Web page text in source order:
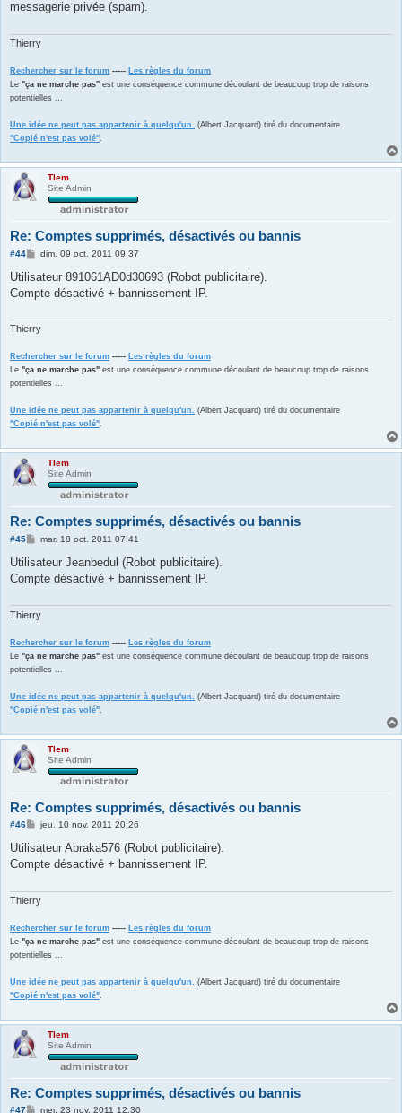
a
messagerie privée (spam).
Thierry
Rechercher sur le forum ----- Les règles du forum
Le "ça ne marche pas" est une conséquence commune découlant de beaucoup trop de raisons
potentielles ...
Une idée ne peut pas appartenir à quelqu'un. (Albert Jacquard) tiré du documentaire
"Copié n'est pas volé".
Tlem
Site Admin
Re: Comptes supprimés, désactivés ou bannis
#44
M
s
a
dim. 09 oct. 2011 09:37
Utilisateur 891061AD0d30693 (Robot publicitaire).
Compte désactivé + bannissement IP.
Thierry
Rechercher sur le forum ----- Les règles du forum
Le "ça ne marche pas" est une conséquence commune découlant de beaucoup trop de raisons
potentielles ...
Une idée ne peut pas appartenir à quelqu'un. (Albert Jacquard) tiré du documentaire
"Copié n'est pas volé".
Tlem
Site Admin
Re: Comptes supprimés, désactivés ou bannis
#45
M
s
a
mar. 18 oct. 2011 07:41
Utilisateur Jeanbedul (Robot publicitaire).
Compte désactivé + bannissement IP.
Thierry
Rechercher sur le forum -----
Les règles du forum
Le "ça ne marche pas" est une conséquence commune découlant de beaucoup trop de raisons
potentielles ...
Une idée ne peut pas appartenir à quelqu'un.
(Albert Jacquard) tiré du documentaire
"Copié n'est pas volé"
Tlem
Site Admin
Re: Comptes supprimés, désactivés ou bannis
#46
M
s
a
jeu. 10 nov. 2011 20:26
Utilisateur Abraka576 (Robot publicitaire).
Compte désactivé + bannissement IP.
Thierry
Rechercher sur le forum -----
Les règles du forum
Le "ça ne marche pas" est une conséquence commune découlant de beaucoup trop de raisons
potentielles ...
Une idée ne peut pas appartenir à quelqu'un.
(Albert Jacquard) tiré du documentaire
"Copié n'est pas volé"
Tlem
Site Admin
Re: Comptes supprimés, désactivés ou bannis
#47 Mmer. 23 nov. 2011 12:30